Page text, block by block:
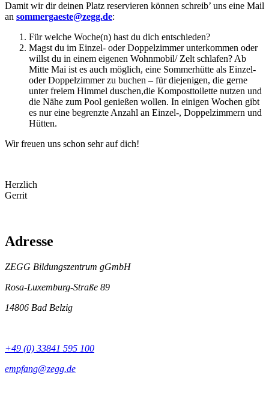
Damit wir dir deinen Platz reservieren können schreib’ uns eine Mail
an
:
Für welche Woche(n) hast du dich entschieden?
Magst du im Einzel- oder Doppelzimmer unterkommen oder
willst du in einem eigenen Wohnmobil/ Zelt schlafen? Ab
Mitte Mai ist es auch möglich, eine Sommerhütte als Einzel-
oder Doppelzimmer zu buchen – für diejenigen, die gerne
unter freiem Himmel duschen,die Komposttoilette nutzen und
die Nähe zum Pool genießen wollen. In einigen Wochen gibt
es nur eine begrenzte Anzahl an Einzel-, Doppelzimmern und
Hütten.
Wir freuen uns schon sehr auf dich!
Herzlich
Gerrit
Adresse
ZEGG Bildungszentrum gGmbH
Rosa-Luxemburg-Straße 89
14806 Bad Belzig
+49 (0) 33841 595 100